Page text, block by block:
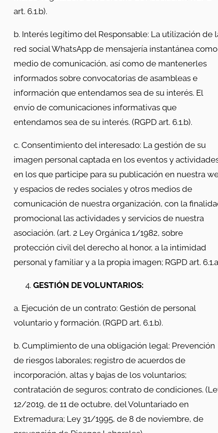
art. 6.1.b).
b. Interés legítimo del Responsable: La utilización de
red social WhatsApp de mensajería instantánea como
medio de comunicación, así como de mantenerles
informados sobre convocatorias de asambleas e
información que entendamos sea de su interés. El
envío de comunicaciones informativas que
entendamos sea de su interés. (RGPD art. 6.1.b).
c. Consentimiento del interesado: La gestión de su
imagen personal captada en los eventos y
en los que participe para su publicación en nuestra
y espacios de redes sociales y otros medios de
comunicación de nuestra organización, con la
promocional las actividades y servicios de nuestra
asociación. (art. 2 Ley Orgánica 1/1982, sobre
protección civil del derecho al honor, a la intimidad
personal y familiar y a la propia imagen; RGPD art.
GESTIÓN DE VOLUNTARIOS:
a. Ejecución de un contrato: Gestión de personal
voluntario y formación. (RGPD art. 6.1.b).
b. Cumplimiento de una obligación legal: Prevención
de riesgos laborales; registro de acuerdos de
incorporación, altas y bajas de los voluntarios;
contratación de seguros; contrato de condiciones.
12/2019, de 11 de octubre, del Voluntariado en
Extremadura; Ley 31/1995, de 8 de noviembre, de